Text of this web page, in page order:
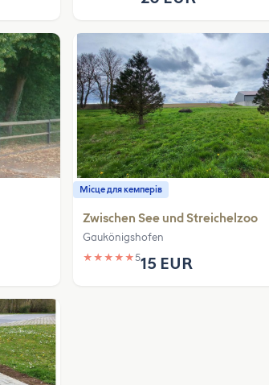
Місце для кемперів
Zwischen See und Streichelzoo
Gaukönigshofen
★ ★ ★ ★ ★515 EUR